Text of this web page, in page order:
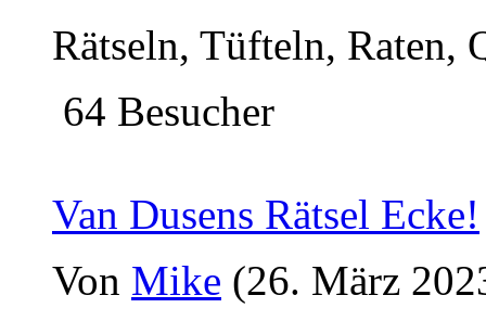
Rätseln, Tüfteln, Raten,
64 Besucher
Van Dusens Rätsel Ecke!
Von Mike (26. März